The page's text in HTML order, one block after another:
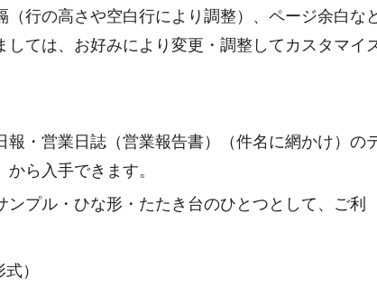
行の高さや空白行により調整）、ページ余白な
ては、お好みにより変更・調整してカスタマイ
・営業日誌（営業報告書）（件名に網かけ）の
ら入手できます。
プル・ひな形・たたき台のひとつとして、ご利
）